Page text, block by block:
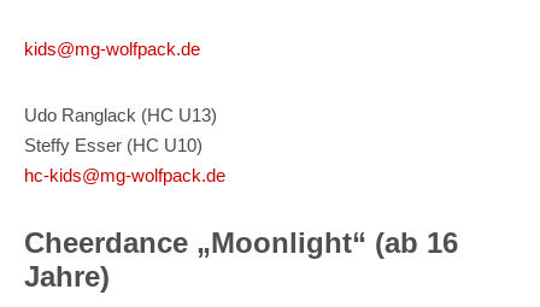
kids@mg-wolfpack.de
Udo Ranglack (HC U13)
Steffy Esser (HC U10)
hc-kids@mg-wolfpack.de
Cheerdance „Moonlight“ (ab 16
Jahre)